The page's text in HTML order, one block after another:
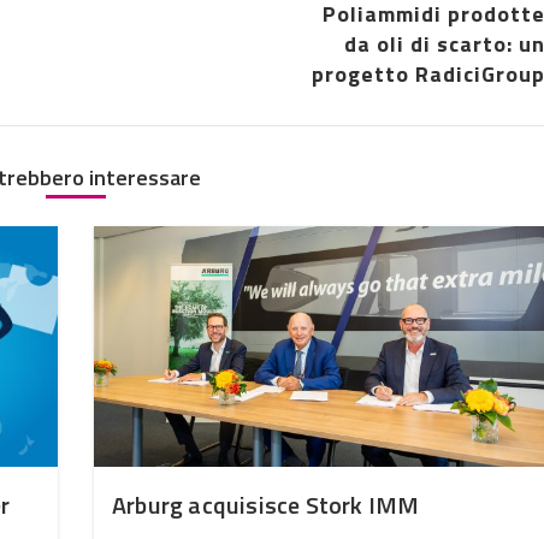
Poliammidi prodotte
da oli di scarto: un
progetto RadiciGroup
interessare
Arburg acquisisce Stork IMM